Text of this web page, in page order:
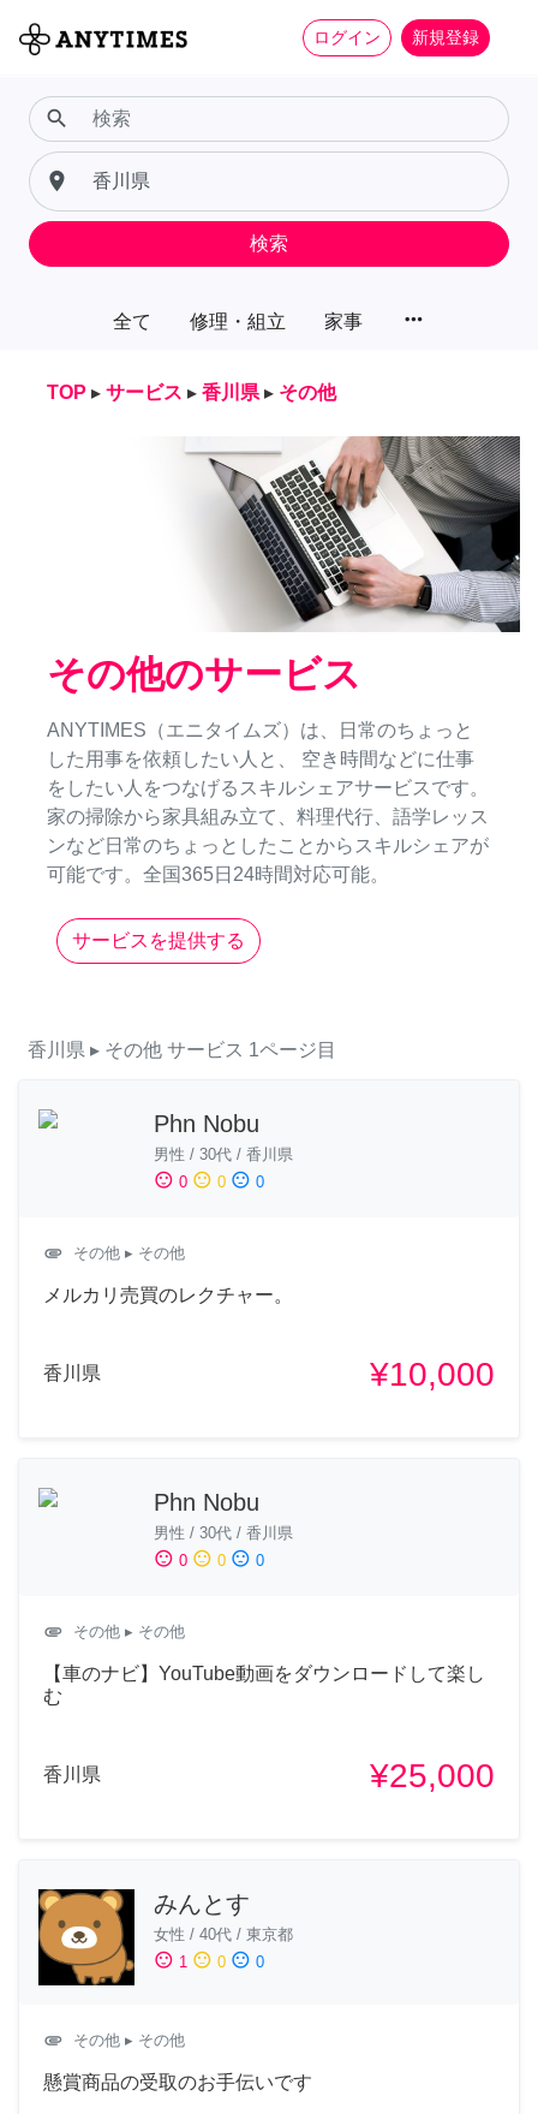
ログイン 新規登録
全て 修理・組立 家事 more_horiz
search
place
検索
TOP ▸ サービス ▸ 香川県 ▸ その他
その他のサービス
ANYTIMES（エニタイムズ）は、日常のちょっと
した用事を依頼したい人と、 空き時間などに仕事
をしたい人をつなげるスキルシェアサービスです。
家の掃除から家具組み立て、料理代行、語学レッス
ンなど日常のちょっとしたことからスキルシェアが
可能です。全国365日24時間対応可能。
サービスを提供する
香川県 ▸ その他 サービス 1ページ目
Phn Nobu
男性 / 30代 / 香川県
sentiment_satisfied 0 sentiment_neutral 0 sentiment_dissatisfied 0
attachment その他 ▸ その他
メルカリ売買のレクチャー。
香川県 ¥10,000
Phn Nobu
男性 / 30代 / 香川県
sentiment_satisfied 0 sentiment_neutral 0 sentiment_dissatisfied 0
attachment その他 ▸ その他
【車のナビ】YouTube動画をダウンロードして楽し
む
香川県 ¥25,000
みんとす
女性 / 40代 / 東京都
sentiment_satisfied 1 sentiment_neutral 0 sentiment_dissatisfied 0
attachment その他 ▸ その他
懸賞商品の受取のお手伝いです